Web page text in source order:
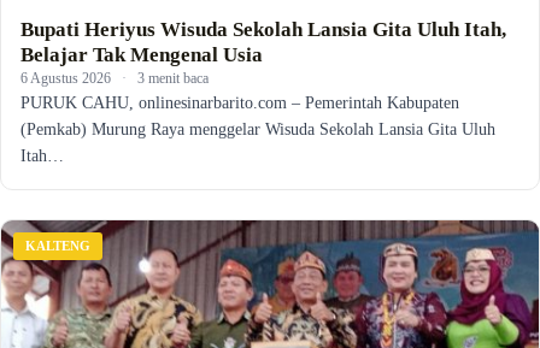
Bupati Heriyus Wisuda Sekolah Lansia Gita Uluh Itah,
Belajar Tak Mengenal Usia
6 Agustus 2026 · 3 menit baca
PURUK CAHU, onlinesinarbarito.com – Pemerintah Kabupaten
(Pemkab) Murung Raya menggelar Wisuda Sekolah Lansia Gita Uluh
Itah…
KALTENG